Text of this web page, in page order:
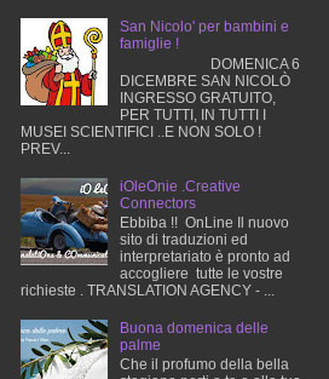
San Nicolo' per bambini e
famiglie !
DOMENICA 6
DICEMBRE SAN NICOLÒ
INGRESSO GRATUITO,
PER TUTTI, IN TUTTI I
MUSEI SCIENTIFICI ..E NON SOLO !
PREV...
iOleOnie .Creative
Connectors
Ebbiba !! OnLine Il nuovo
sito di traduzioni ed
interpretariato è pronto ad
accogliere tutte le vostre
richieste . TRANSLATION AGENCY - ...
Buona domenica delle
palme
Che il profumo della bella